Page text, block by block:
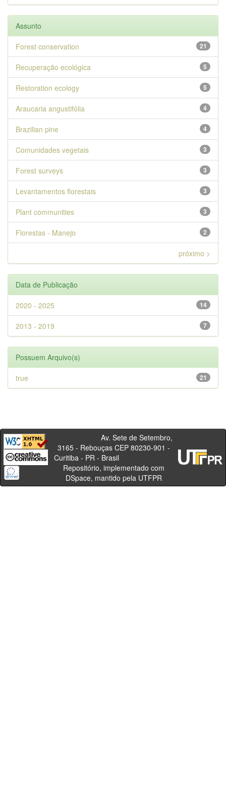
Assunto
21
Forest conservation
5
Recuperação ecológica
5
Restoration ecology
4
Araucaria angustifólia
4
Brazilian pine
3
Comunidades vegetais
3
Forest surveys
3
Levantamentos florestais
3
Plant communities
2
Florestas - Manejo
próximo >
Data de Publicação
14
2020 - 2025
7
2013 - 2019
Possuem Arquivo(s)
21
true
Av. Sete de Setembro,
3165 - Rebouças CEP 80230-901 -
Curitiba - PR - Brasil
Repositório, implementado com
DSpace, mantido pela UTFPR